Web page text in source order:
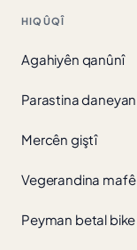
HIQÛQÎ
Agahiyên qanûnî
Parastina daneyan
Mercên giştî
Vegerandina mafê
Peyman betal bike